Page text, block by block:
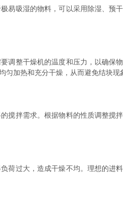
吸湿的物料，可以采用除湿、预
整干燥机的温度和压力，以确保
加热和充分干燥，从而避免结块现
拌需求。根据物料的性质调整搅
过大，造成干燥不均。理想的进